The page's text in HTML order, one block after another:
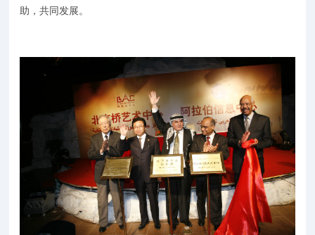
助，共同发展。